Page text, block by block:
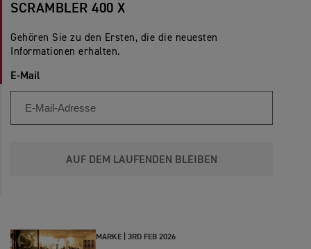
SCRAMBLER 400 X
Gehören Sie zu den Ersten, die die neuesten
Informationen erhalten.
E-Mail
AUF DEM LAUFENDEN BLEIBEN
MARKE | 3RD FEB 2026